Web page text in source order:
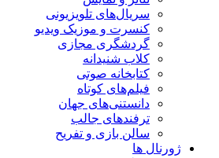
سریال‌های تلویزیونی
کنسرت و موزیک ویدیو
گردشگری مجازی
کلاب شنیدانه
کتابخانه صوتی
فیلم‌های کوتاه
دانستنی‌های جهان
ترفندهای جالب
سالن بازی و تفریح
ژورنال ها